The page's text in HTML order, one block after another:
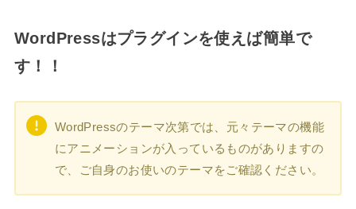
WordPressはプラグインを使えば簡単で
す！！
WordPressのテーマ次第では、元々テーマの機能
にアニメーションが入っているものがありますの
で、ご自身のお使いのテーマをご確認ください。